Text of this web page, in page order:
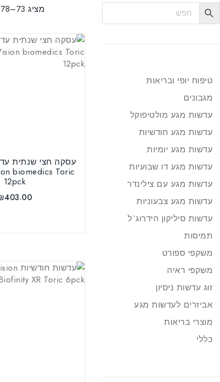
מציג 73–78 מתוך 78 תוצאות
עסקה חצי שנתית
biomedics Toric
12pck
403.00
טיפוח יופי ובריאות
מגבונים
עדשות מגע מולטיפוקל
עדשות מגע חודשיות
עדשות מגע יומיות
עדשות מגע דו שבועיות
עדשות מגע עם צילינדר
עדשות מגע צבעוניות
עדשות סיליקון הידרוג`ל
תמיסות
משקפי ספורט
משקפי ראיה
זוג עדשות ניסיון
אביזרים לעדשות מגע
מוצרי בריאות
כללי